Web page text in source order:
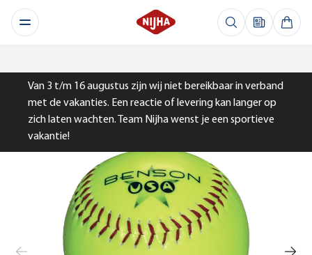
Van 3 t/m 16 augustus zijn wij niet bereikbaar in verband
met de vakanties. Een reactie of levering kan langer op
zich laten wachten. Team Nijha wenst je een sportieve
vakantie!